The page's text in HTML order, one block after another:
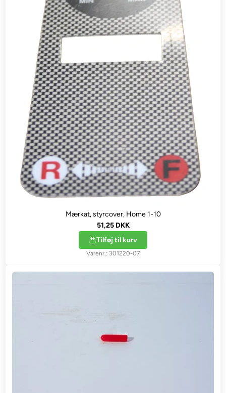
Mærkat, styrcover, Home 1-10
51,25 DKK
Tilføj til kurv
301220-07